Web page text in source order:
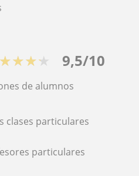
9,5/10
de alumnos
clases particulares
particulares